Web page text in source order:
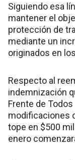
Siguiendo esa
mantener el
protección de
mediante un
originados en
Respecto al
indemnización
Frente de
modificaciones
tope en $500
enero